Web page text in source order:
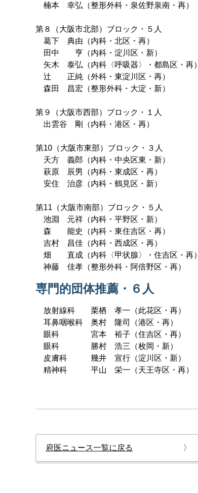
楠本 幸弘（整形外科・泉佐野泉南・再）
第８（大阪市北部）ブロック・５人
葛下 典由（内科・北区・再）
田中 亨（内科・淀川区・新）
矢木 泰弘（内科〈呼吸器〉・都島区・再）
辻 正純（外科・東淀川区・再）
森田 昌宏（整形外科・大淀・新）
第９（大阪市西部）ブロック・１人
出雲谷 剛（内科・港区・再）
第10（大阪市東部）ブロック・３人
天方 義郎（内科・中央区東・新）
萩原 辰男（内科・東成区・再）
安住 治彦（内科・鶴見区・新）
第11（大阪市南部）ブロック・５人
池淵 元祥（内科・平野区・新）
森 能史（内科・東住吉区・再）
吉村 昌佳（内科・西成区・再）
畑 直成（内科〈甲状腺〉・住吉区・再）
神藤 佳孝（整形外科・阿倍野区・再）
専門的団体推薦・６人
放射線科 栗栖 孝一（此花区・再）
耳鼻咽喉科 奥村 隆司（港区・再）
眼科 宮本 裕子（住吉区・再）
眼科 勝村 浩三（枚岡・新）
皮膚科 幾井 宣行（淀川区・新）
精神科 平山 栄一（天王寺区・再）
府医ニュース一覧に戻る 〉